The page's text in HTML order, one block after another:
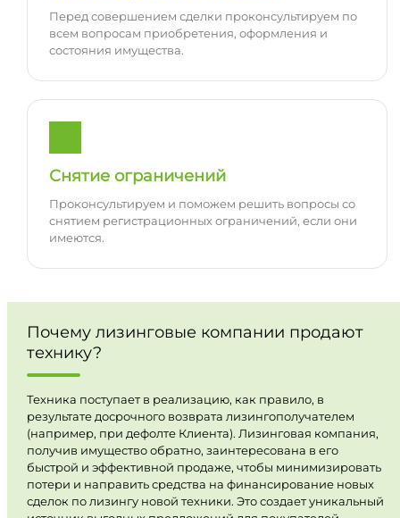
Перед совершением сделки проконсультируем по
всем вопросам приобретения, оформления и
состояния имущества.
Снятие ограничений
Проконсультируем и поможем решить вопросы со
снятием регистрационных ограничений, если они
имеются.
Почему лизинговые компании продают
технику?
Техника поступает в реализацию, как правило, в
результате досрочного возврата лизингополучателем
(например, при дефолте Клиента). Лизинговая компания,
получив имущество обратно, заинтересована в его
быстрой и эффективной продаже, чтобы минимизировать
потери и направить средства на финансирование новых
сделок по лизингу новой техники. Это создает уникальный